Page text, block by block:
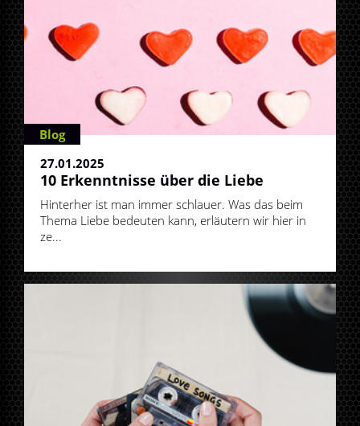
Blog
27.01.2025
10 Erkenntnisse über die Liebe
Hinterher ist man immer schlauer. Was das beim
Thema Liebe bedeuten kann, erläutern wir hier in
ze...